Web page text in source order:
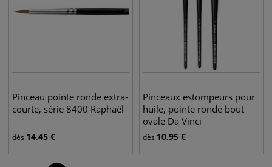
Pinceau pointe ronde extra-
courte, série 8400 Raphaël
dès 14,45 €
Pinceaux estompeurs pour
huile, pointe ronde bout
ovale Da Vinci
dès 10,95 €